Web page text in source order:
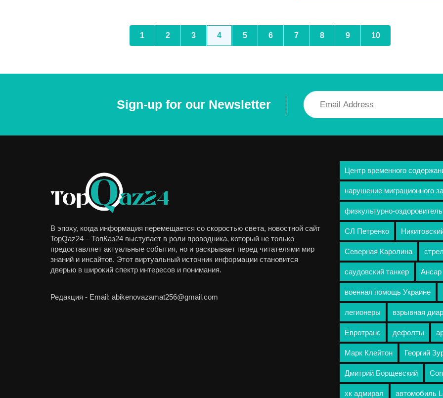
1 2 3 4 5 6 7 8 9 10
Sign-up for our Newsletter
В эпоху, когда информация перемещается со скоростью света, новостной сайт
TopQaz24 – ТопКаз24 выступает в роли проводника, который не только
предоставляет актуальные события, но и раскрывает перед читателями мир
знаний и инсайтов. Этот виртуальный источник информации становится
дверью в широкий спектр интересов и понимания.
Редакция - Email: abikenovazamat256@gmail.com
Центр временного
нарушение миграционного
физкультурно-
СЛ Петренко
Северная Каролина
саудовский танкер
военная помощь Украине
легионеры взрывная
Евротранс дефолты
Марк Клейтон Георгий
Дмитрий Борщевский
хк адмирал автомобиль